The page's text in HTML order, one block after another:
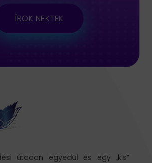
ÍROK NEKTEK
útadon egyedül és egy „kis”